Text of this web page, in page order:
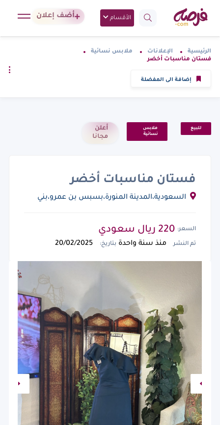
الأقسام أضف إعلان
الرئيسية الإعلانات
ملابس نسائية
فستان مناسبات أخضر
إضافة الى المفضلة
للبيع
ملابس
نسائية
أعلن
مجانا
فستان مناسبات أخضر
السعودية،المدينة المنورة،بسبس بن عمرو،بني
السعر:
تم النشر منذ سنة واحدة بتاريخ: